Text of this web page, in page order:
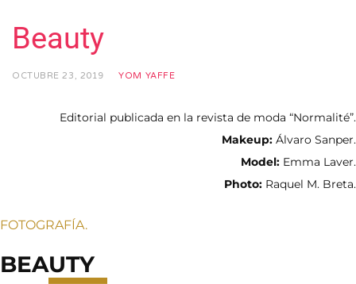
Beauty
OCTUBRE 23, 2019 YOM YAFFE
Editorial publicada en la revista de moda “Normalité”.
Makeup: Álvaro Sanper.
Model: Emma Laver.
Photo: Raquel M. Breta.
FOTOGRAFÍA.
BEAUTY